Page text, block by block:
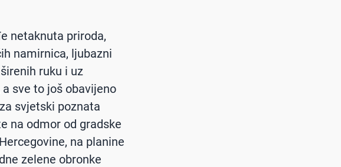
netaknuta priroda,
namirnica, ljubazni
ruku i uz
sve to još obavijeno
svjetski poznata
na odmor od gradske
na planine
zelene obronke